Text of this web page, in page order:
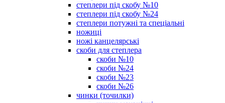
степлери під скобу №10
степлери під скобу №24
степлери потужні та спеціальні
ножиці
ножі канцелярські
скоби для степлера
скоби №10
скоби №24
скоби №23
скоби №26
чинки (точилки)